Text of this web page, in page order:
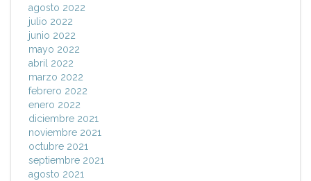
agosto 2022
julio 2022
junio 2022
mayo 2022
abril 2022
marzo 2022
febrero 2022
enero 2022
diciembre 2021
noviembre 2021
octubre 2021
septiembre 2021
agosto 2021